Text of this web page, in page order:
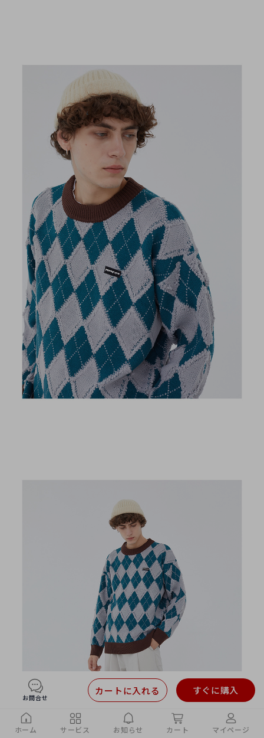
お問合せ
すぐに購入
カートに入れる
ホーム サービス お知らせ カート マイページ